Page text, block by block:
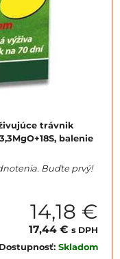
trávnik
balenie
Buďte prvý!
14,18 €
17,44 € s DPH
Dostupnosť: Skladom